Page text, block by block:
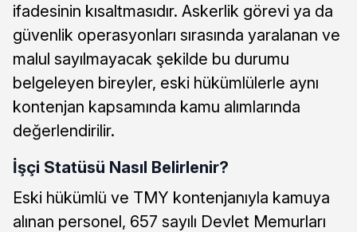
ifadesinin kısaltmasıdır. Askerlik görevi ya da
güvenlik operasyonları sırasında yaralanan ve
malul sayılmayacak şekilde bu durumu
belgeleyen bireyler, eski hükümlülerle aynı
kontenjan kapsamında kamu alımlarında
değerlendirilir.
İşçi Statüsü Nasıl Belirlenir?
Eski hükümlü ve TMY kontenjanıyla kamuya
alınan personel, 657 sayılı Devlet Memurları